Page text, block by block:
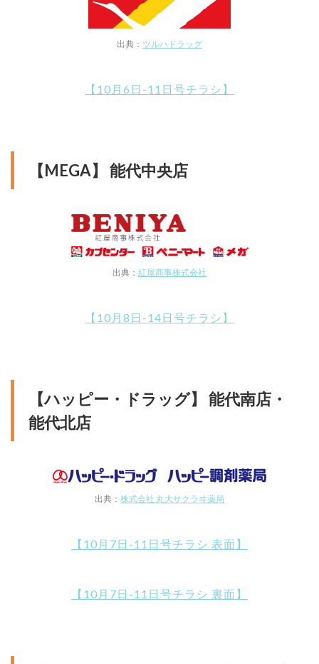
出典： ツルハドラッグ
【10月6日-11日号チラシ】
【MEGA】 能代中央店
出典： 紅屋商事株式会社
【10月8日-14日号チラシ】
【ハッピー・ドラッグ】 能代南店・
能代北店
出典： 株式会社 丸大サクラヰ薬局
【10月7日-11日号チラシ 表面】
【10月7日-11日号チラシ 裏面】